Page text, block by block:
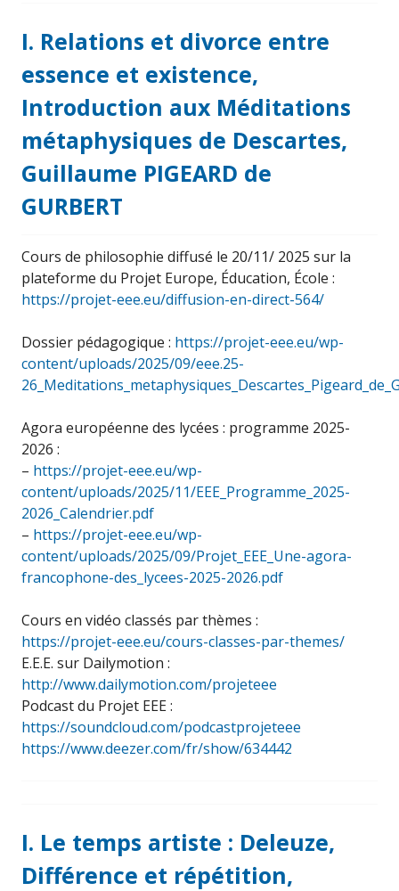
I. Relations et divorce entre
essence et existence,
Introduction aux Méditations
métaphysiques de Descartes,
Guillaume PIGEARD de
GURBERT
Cours de philosophie diffusé le 20/11/ 2025 sur la
plateforme du Projet Europe, Éducation, École :
https://projet-eee.eu/diffusion-en-direct-564/
Dossier pédagogique : https://projet-eee.eu/wp-
content/uploads/2025/09/eee.25-
Agora européenne des lycées : programme 2025-
2026 :
– https://projet-eee.eu/wp-
content/uploads/2025/11/EEE_Programme_2025-
2026_Calendrier.pdf
– https://projet-eee.eu/wp-
content/uploads/2025/09/Projet_EEE_Une-agora-
francophone-des_lycees-2025-2026.pdf
Cours en vidéo classés par thèmes :
https://projet-eee.eu/cours-classes-par-themes/
E.E.E. sur Dailymotion :
http://www.dailymotion.com/projeteee
Podcast du Projet EEE :
https://soundcloud.com/podcastprojeteee
https://www.deezer.com/fr/show/634442
I. Le temps artiste : Deleuze,
Différence et répétition,